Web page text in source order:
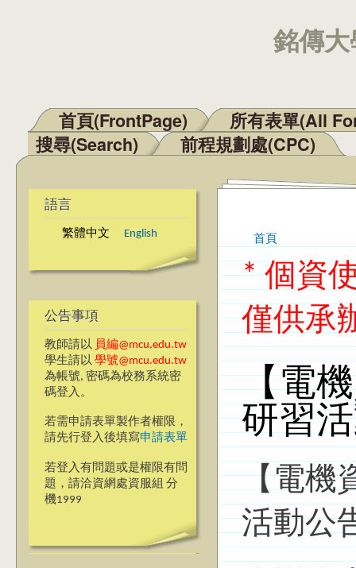
銘傳
主選單
首頁(FrontPage)
所有表單(All
搜尋(Search)
前程規劃處(CPC)
語言
繁體中文 English
公告事項
教師請以 員編@mcu.edu.tw
學生請以 學號@mcu.edu.tw
為帳號, 密碼為校務系統密
碼登入。
若需申請表單製作者權限，
請先行登入後填寫申請表單
若登入有問題或是權限有問
題，請洽資網處資服組 分
機1999
您在這裡
首頁
* 個資
僅供承
【電
研習
【電機
活動公